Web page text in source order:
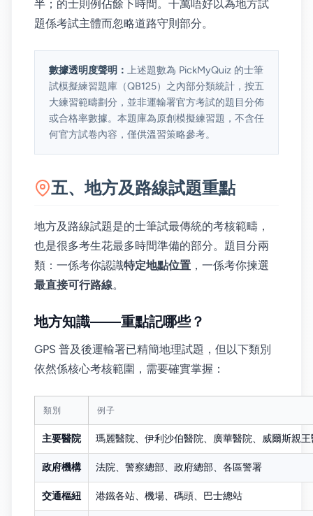
半；的士則例佔餘下時間。千萬唔好以為地方試
題係考試主體而忽略道路守則部分。
數據透明度聲明： 上述題數為 PickMyQuiz 的士筆
試模擬練習題庫（QB125）之內部分類統計，按五
大練習範疇劃分，並非運輸署官方考試的題目分佈
或合格率數據。本題庫為原創模擬練習題，不含任
何官方試卷內容，僅供溫習策略參考。
五、地方及路線試題重點
地方及路線試題是的士筆試最傳統的考核範疇，
也是很多考生花最多時間準備的部分。題目分兩
類：一係考你認識特定地點位置 ，一係考你揀選
最直接可行路線。
地方知識——重點記哪些？
GPS 普及後運輸署已精簡地理試題，但以下類別
依然係核心考核範圍，需要確實掌握：
類別 例子
主要醫院 瑪麗醫院、伊利沙伯醫院、廣華醫院、威爾斯親
政府機構 法院、警察總部、政府總部、各區警署
交通樞紐 港鐵各站、機場、碼頭、巴士總站